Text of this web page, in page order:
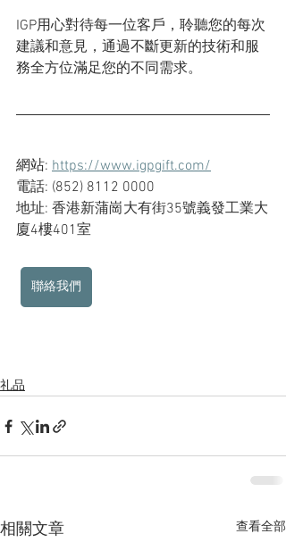
IGP用心對待每一位客戶，聆聽您的每次
建議和意見，通過不斷更新的技術和服
務全方位滿足您的不同需求。
網站: https://www.igpgift.com/
電話: (852) 8112 0000
地址: 香港新蒲崗大有街35號義發工業大
廈4樓401室
聯絡我們
礼品
相關文章 查看全部